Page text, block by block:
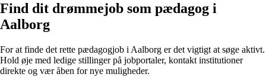
Find dit drømmejob som pædagog i
Aalborg
For at finde det rette pædagogjob i Aalborg er det vigtigt at søge aktivt.
Hold øje med ledige stillinger på jobportaler, kontakt institutioner
direkte og vær åben for nye muligheder.